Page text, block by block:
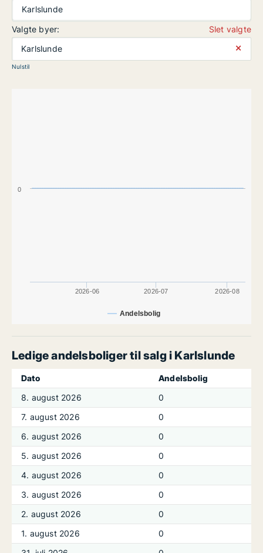
Karlslunde
Valgte byer:
Slet valgte
Karlslunde
⨯
Nulstil
Andelsbolig
2026-06 2026-07 2026-08
0
Ledige andelsboliger til salg i Karlslunde
Dato
Andelsbolig
8. august 2026
0
7. august 2026
0
6. august 2026
0
5. august 2026
0
4. august 2026
0
3. august 2026
0
2. august 2026
0
1. august 2026
0